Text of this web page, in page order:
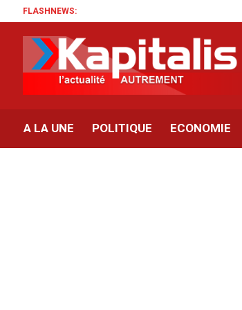
FLASHNEWS:
A LA UNE POLITIQUE ECONOMIE